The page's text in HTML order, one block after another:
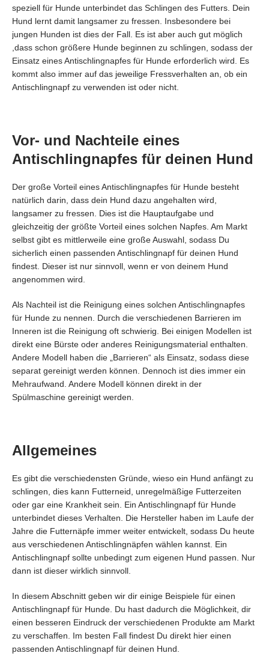
speziell für Hunde unterbindet das Schlingen des Futters. Dein
Hund lernt damit langsamer zu fressen. Insbesondere bei
jungen Hunden ist dies der Fall. Es ist aber auch gut möglich
,dass schon größere Hunde beginnen zu schlingen, sodass der
Einsatz eines Antischlingnapfes für Hunde erforderlich wird. Es
kommt also immer auf das jeweilige Fressverhalten an, ob ein
Antischlingnapf zu verwenden ist oder nicht.
Vor- und Nachteile eines
Antischlingnapfes für deinen Hund
Der große Vorteil eines Antischlingnapfes für Hunde besteht
natürlich darin, dass dein Hund dazu angehalten wird,
langsamer zu fressen. Dies ist die Hauptaufgabe und
gleichzeitig der größte Vorteil eines solchen Napfes. Am Markt
selbst gibt es mittlerweile eine große Auswahl, sodass Du
sicherlich einen passenden Antischlingnapf für deinen Hund
findest. Dieser ist nur sinnvoll, wenn er von deinem Hund
angenommen wird.
Als Nachteil ist die Reinigung eines solchen Antischlingnapfes
für Hunde zu nennen. Durch die verschiedenen Barrieren im
Inneren ist die Reinigung oft schwierig. Bei einigen Modellen ist
direkt eine Bürste oder anderes Reinigungsmaterial enthalten.
Andere Modell haben die „Barrieren“ als Einsatz, sodass diese
separat gereinigt werden können. Dennoch ist dies immer ein
Mehraufwand. Andere Modell können direkt in der
Spülmaschine gereinigt werden.
Allgemeines
Es gibt die verschiedensten Gründe, wieso ein Hund anfängt zu
schlingen, dies kann Futterneid, unregelmäßige Futterzeiten
oder gar eine Krankheit sein. Ein Antischlingnapf für Hunde
unterbindet dieses Verhalten. Die Hersteller haben im Laufe der
Jahre die Futternäpfe immer weiter entwickelt, sodass Du heute
aus verschiedenen Antischlingnäpfen wählen kannst. Ein
Antischlingnapf sollte unbedingt zum eigenen Hund passen. Nur
dann ist dieser wirklich sinnvoll.
In diesem Abschnitt geben wir dir einige Beispiele für einen
Antischlingnapf für Hunde. Du hast dadurch die Möglichkeit, dir
einen besseren Eindruck der verschiedenen Produkte am Markt
zu verschaffen. Im besten Fall findest Du direkt hier einen
passenden Antischlingnapf für deinen Hund.